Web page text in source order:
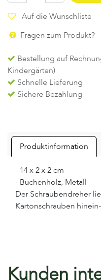
Auf die Wunschliste
Fragen zum Produkt?
Bestellung auf
Kindergärten)
Schnelle Lieferung
Sichere Bezahlung
Produktinformation
- 14 x 2 x 2 cm
- Buchenholz, Metall
Der Schraubendreher
Kartonschrauben
Kunden